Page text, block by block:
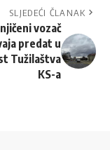
SLJEDEĆI ČLANAK
vozač
predat u
Tužilaštva
KS-a